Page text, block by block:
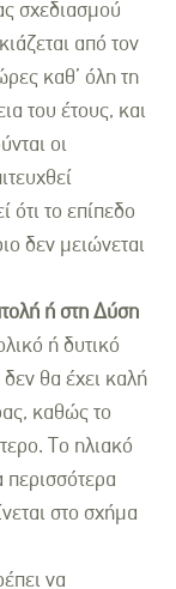
σχεδιασμού
από τον
καθ’ όλη τη
του έτους, και
οι
ότι το επίπεδο
δεν μειώνεται
ή στη Δύση
ή δυτικό
θα έχει καλή
καθώς το
Το ηλιακό
στο σχήμα
να